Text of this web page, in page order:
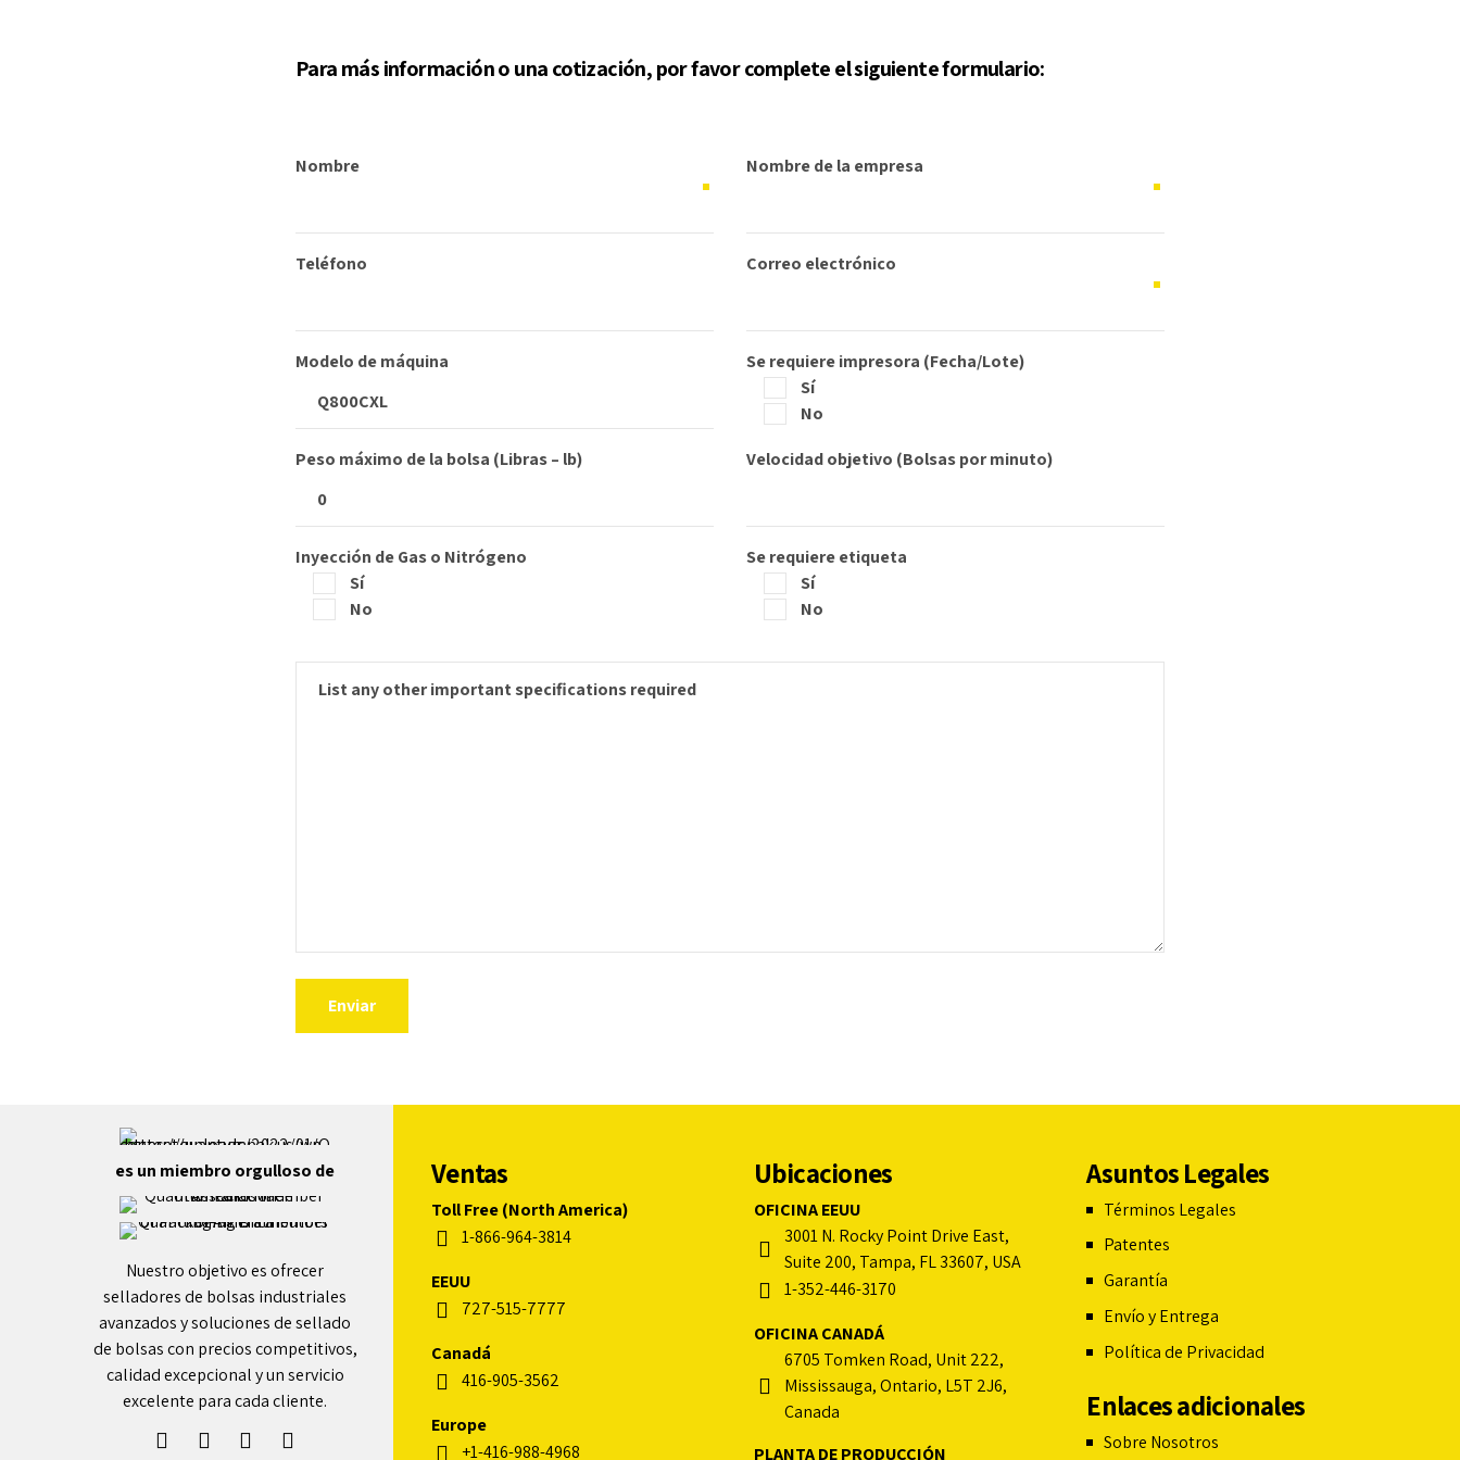
Para más información o una cotización, por favor complete el siguiente formulario:
Nombre Nombre de la empresa
Teléfono Correo electrónico
Modelo de máquina
Se requiere impresora (Fecha/Lote)
Sí
No
Peso máximo de la bolsa (Libras – lb)
Velocidad objetivo (Bolsas por minuto)
Inyección de Gas o Nitrógeno
Sí
No
Se requiere etiqueta
Sí
No
es un miembro orgulloso de
Nuestro objetivo es ofrecer
selladores de bolsas industriales
avanzados y soluciones de sellado
de bolsas con precios competitivos,
calidad excepcional y un servicio
excelente para cada cliente.
Ventas
Toll Free (North America)
1-866-964-3814
EEUU
727-515-7777
Canadá
416-905-3562
Europe
+1-416-988-4968
Ubicaciones
OFICINA EEUU
3001 N. Rocky Point Drive East,
Suite 200, Tampa, FL 33607, USA
1-352-446-3170
OFICINA CANADÁ
6705 Tomken Road, Unit 222,
Mississauga, Ontario, L5T 2J6,
Canada
PLANTA DE PRODUCCIÓN
Asuntos Legales
Términos Legales
Patentes
Garantía
Envío y Entrega
Política de Privacidad
Enlaces adicionales
Sobre Nosotros